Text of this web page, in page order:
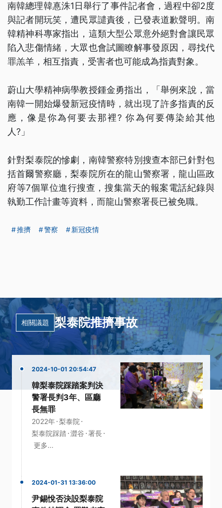
南韓總理韓惪洙1日舉行了事件記者會，過程中卻2度
與記者開玩笑，遭民眾譴責後，已發表道歉聲明。南
韓精神科專家指出，這類大型公眾意外絕對會讓民眾
陷入悲傷情緒，大眾也會試圖瞭解事發原因，尋找代
罪羔羊，相互指責，受害者也可能成為指責對象。
蔚山大學精神病學教授鍾金勇指出，「舉例來說，當
南韓一開始爆發新冠疫情時，就出現了許多指責的反
應，像是你為何要去那裡? 你為何要傳染給其他
人?」
針對梨泰院的慘劇，南韓警察特別搜查本部已針對包
括首爾警察廳，梨泰院所在的龍山警察署，龍山區政
府等7個單位進行搜查，搜集當天的報案電話紀錄與
執勤工作計畫等資料，而龍山警察署長已被免職。
推擠 警察 新冠疫情
相關議題 梨泰院推擠事故
2024-10-01 20:54:47
韓梨泰院踩踏案判決
警署長判3年、區廳
長無罪
2022年·梨泰院 ·
梨泰院踩踏 ·澀谷 ·署長·
更多...
2024-01-31 13:36:00
尹錫悅否決設梨泰院